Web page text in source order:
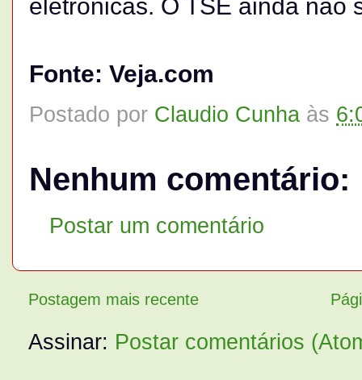
eletrônicas. O TSE ainda não
Fonte: Veja.com
Postado por Claudio Cunha às
Nenhum comentário:
Postar um comentário
Postagem mais recente
Assinar: Postar comentários